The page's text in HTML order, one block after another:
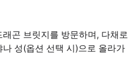
곤 브릿지를 방문하며, 다채로
성(옵션 선택 시)으로 올라가